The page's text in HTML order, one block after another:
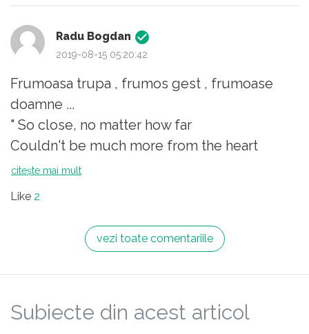
Radu Bogdan
2019-08-15 05:20:42
Frumoasa trupa , frumos gest , frumoase
doamne ...
" So close, no matter how far
Couldn't be much more from the heart
Forever trust in who we are
citește mai mult
Like 2
vezi toate comentariile
Subiecte din acest articol